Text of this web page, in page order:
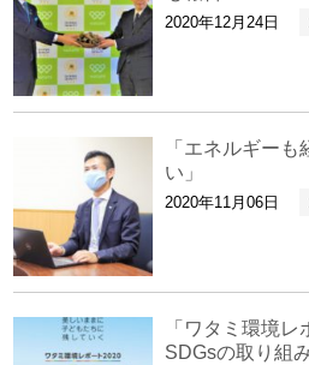
2020年12月24日
「エネルギー
い」
2020年11月06日
「ワタミ環境レ
SDGsの取り組